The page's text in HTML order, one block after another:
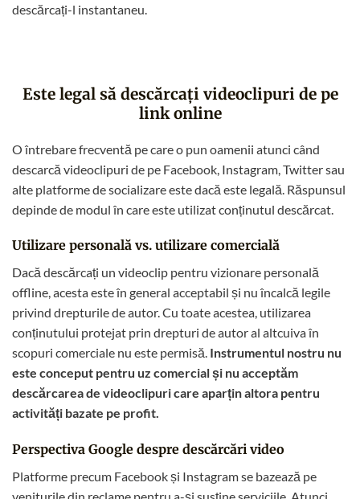
descărcați-l instantaneu.
Este legal să descărcați videoclipuri de pe
link online
O întrebare frecventă pe care o pun oamenii atunci când
descarcă videoclipuri de pe Facebook, Instagram, Twitter sau
alte platforme de socializare este dacă este legală. Răspunsul
depinde de modul în care este utilizat conținutul descărcat.
Utilizare personală vs. utilizare comercială
Dacă descărcați un videoclip pentru vizionare personală
offline, acesta este în general acceptabil și nu încalcă legile
privind drepturile de autor. Cu toate acestea, utilizarea
conținutului protejat prin drepturi de autor al altcuiva în
scopuri comerciale nu este permisă. Instrumentul nostru nu
este conceput pentru uz comercial și nu acceptăm
descărcarea de videoclipuri care aparțin altora pentru
activități bazate pe profit.
Perspectiva Google despre descărcări video
Platforme precum Facebook și Instagram se bazează pe